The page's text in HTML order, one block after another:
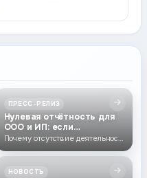
ПРЕСС-РЕЛИЗ
Нулевая отчётность для
ООО и ИП: если
деятельности нет,…
Почему отсутствие деятельности не отменяет обязанности сдавать отчётно…
НОВОСТЬ